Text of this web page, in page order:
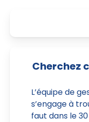
Cherchez
L’équipe de
s’engage à
faut dans le 30